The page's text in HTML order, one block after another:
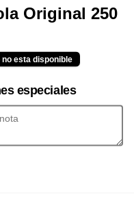
-11%
Original 250
esta disponible
especiales